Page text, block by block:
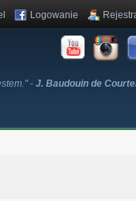
- J. Baudouin de
Logowanie